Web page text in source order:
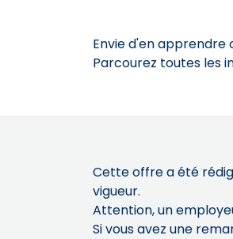
Envie d'en
Parcourez toutes les
Cette offre a été
vigueur.
Attention, un
Si vous avez une